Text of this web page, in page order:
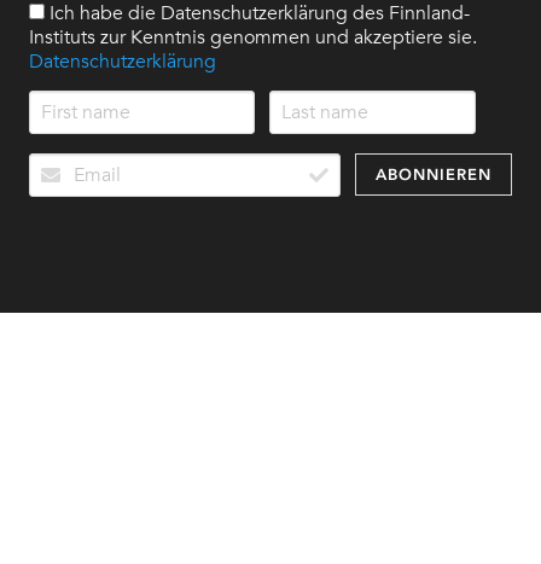
Ich habe die Datenschutzerklärung des Finnland-
Instituts zur Kenntnis genommen und akzeptiere sie.
Datenschutzerklärung
ABONNIEREN